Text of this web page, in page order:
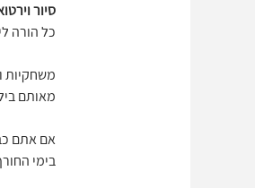
סיור
כל הורה
משחקיות
מאותם
אם אתם
בימי